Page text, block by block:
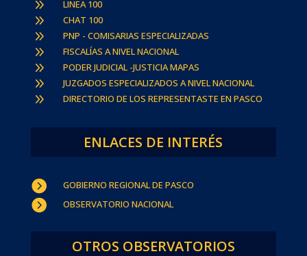
9 LINEA 100
9 CHAT 100
9 PNP - COMISARIAS ESPECIALIZADAS
9 FISCALÍAS A NIVEL NACIONAL
9 PODER JUDICIAL -JUSTICIA MAPAS
9 JUZGADOS ESPECIALIZADOS A NIVEL NACIONAL
9 DIRECTORIO DE LOS REPRESENTASTE EN PASCO
ENLACES DE INTERÉS
 GOBIERNO REGIONAL DE PASCO
 OBSERVATORIO NACIONAL
OTROS OBSERVATORIOS